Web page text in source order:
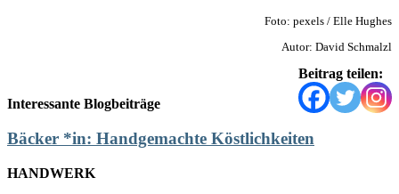
Foto: pexels / Elle Hughes
Autor: David Schmalzl
Beitrag teilen:
Interessante Blogbeiträge
Bäcker *in: Handgemachte Köstlichkeiten
HANDWERK